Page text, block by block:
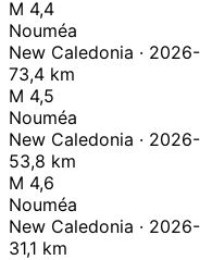
M 4,4
Nouméa
New Caledonia ·
73,4 km
M 4,5
Nouméa
New Caledonia ·
53,8 km
M 4,6
Nouméa
New Caledonia ·
31,1 km